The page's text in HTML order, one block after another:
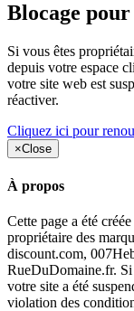
Blocage
Si vous êtes
depuis votre espace
votre site web est
réactiver.
Cliquez ici pour
×Close
À propos
Cette page a été
propriétaire des
discount.com,
RueDuDomaine.fr. Si
votre site a été
violation des